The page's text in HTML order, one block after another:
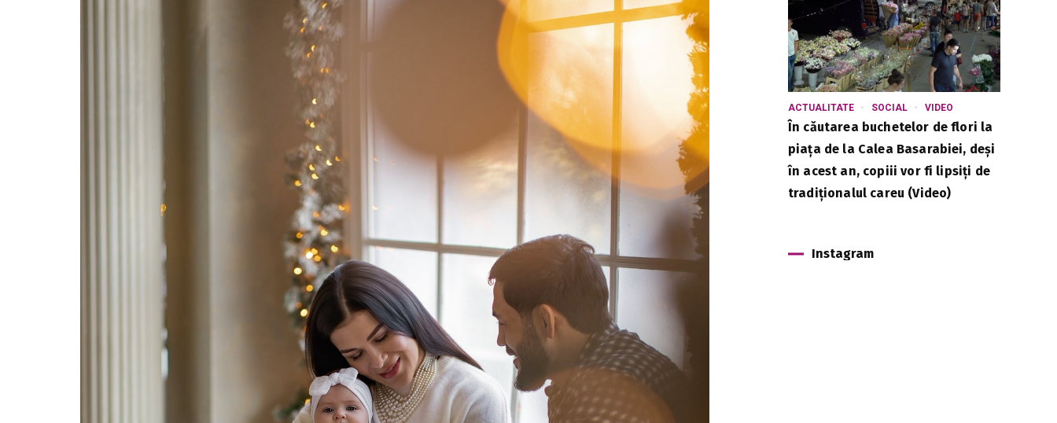
ACTUALITATE SOCIAL VIDEO
În căutarea buchetelor de flori la
piața de la Calea Basarabiei, deși
în acest an, copiii vor fi lipsiți de
tradiționalul careu (Video)
Instagram